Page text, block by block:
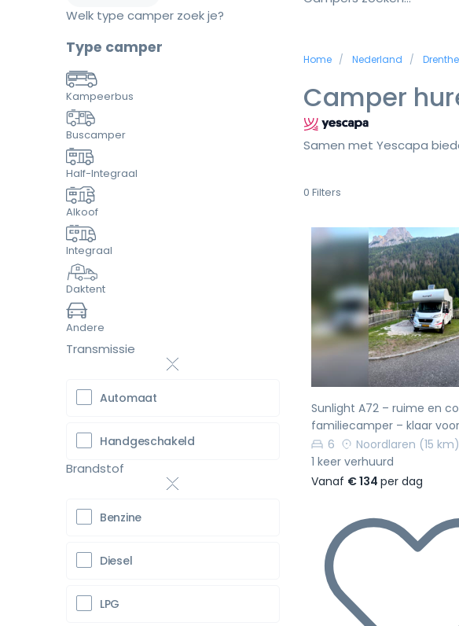
Home Nederland Drenthe
Camper
Samen met Yescapa
0 Filters
Vorige
Sunlight A72 – ruime en
familiecamper – klaar
6
Noordlaren (15 km)
1 keer verhuurd
Vanaf € 134 per dag
Welk type camper zoek je?
Type camper
Kampeerbus
Buscamper
Half-Integraal
Alkoof
Integraal
Daktent
Andere
Transmissie
Automaat
Handgeschakeld
Brandstof
Benzine
Diesel
LPG